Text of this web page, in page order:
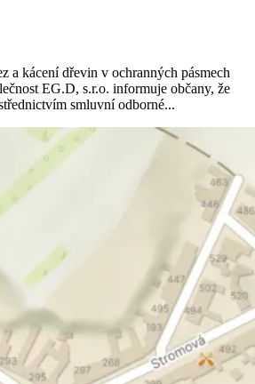
a kácení dřevin v ochranných pásmech
EG.D, s.r.o. informuje občany, že
smluvní odborné...